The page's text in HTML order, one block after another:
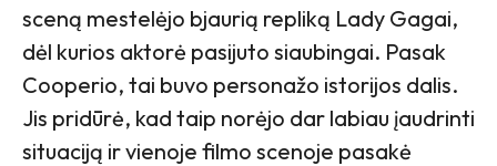
sceną mestelėjo bjaurią repliką Lady Gagai,
dėl kurios aktorė pasijuto siaubingai. Pasak
Cooperio, tai buvo personažo istorijos dalis.
Jis pridūrė, kad taip norėjo dar labiau įaudrinti
situaciją ir vienoje filmo scenoje pasakė